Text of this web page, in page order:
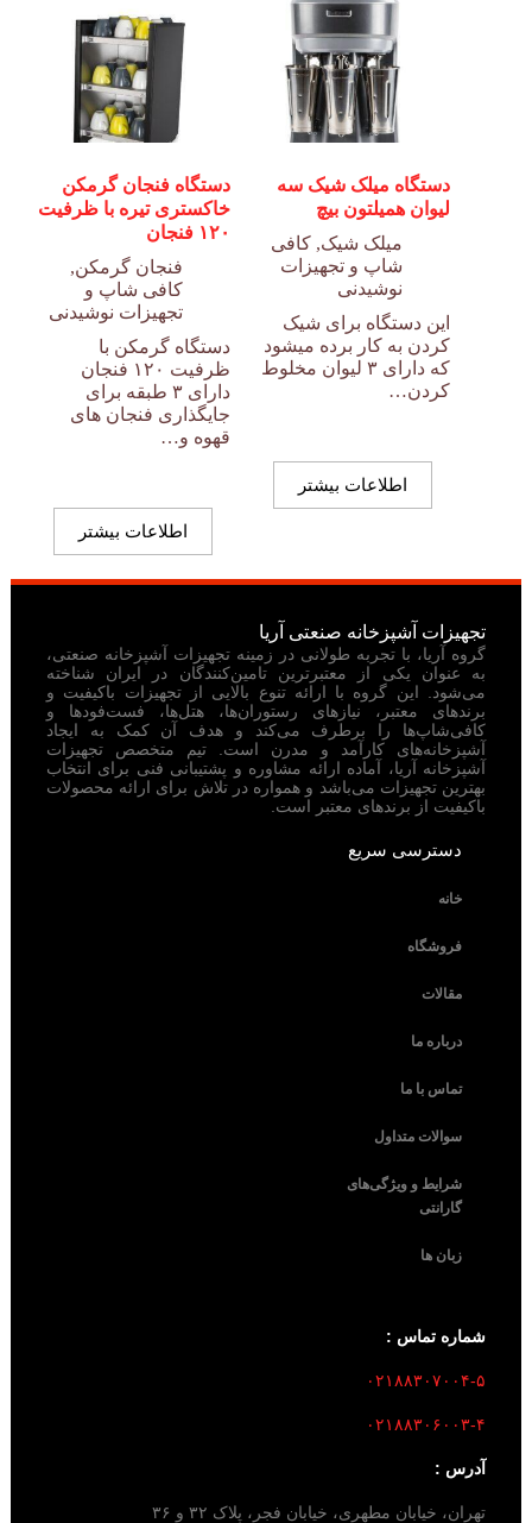
دستگاه میلک شیک سه
لیوان همیلتون بیچ
میلک شیک, کافی
شاپ و تجهیزات
نوشیدنی
این دستگاه برای شیک
کردن به کار برده میشود
که دارای ۳ لیوان مخلوط
کردن…
اطلاعات بیشتر
دستگاه فنجان گرمکن
خاکستری تیره با ظرفیت
۱۲۰ فنجان
فنجان گرمکن,
کافی شاپ و
تجهیزات نوشیدنی
دستگاه گرمکن با
ظرفیت ۱۲۰ فنجان
دارای ۳ طبقه برای
جایگذاری فنجان های
قهوه و…
اطلاعات بیشتر
تجهیزات آشپزخانه صنعتی آریا
گروه آریا، با تجربه طولانی در زمینه تجهیزات آشپزخانه صنعتی،
به عنوان یکی از معتبرترین تامین‌کنندگان در ایران شناخته
می‌شود. این گروه با ارائه تنوع بالایی از تجهیزات باکیفیت و
برندهای معتبر، نیازهای رستوران‌ها، هتل‌ها، فست‌فودها و
کافی‌شاپ‌ها را برطرف می‌کند و هدف آن کمک به ایجاد
آشپزخانه‌های کارآمد و مدرن است. تیم متخصص تجهیزات
آشپزخانه آریا، آماده ارائه مشاوره و پشتیبانی فنی برای انتخاب
بهترین تجهیزات می‌باشد و همواره در تلاش برای ارائه محصولات
باکیفیت از برندهای معتبر است.
دسترسی سریع
خانه
فروشگاه
مقالات
درباره ما
تماس با ما
سوالات متداول
شرایط و ویژگی‌های
گارانتی
زبان ها
شماره تماس :
۰۲۱۸۸۳۰۷۰۰۴-۵
۰۲۱۸۸۳۰۶۰۰۳-۴
آدرس :
تهران، خیابان مطهری، خیابان فجر، پلاک ۳۲ و ۳۶